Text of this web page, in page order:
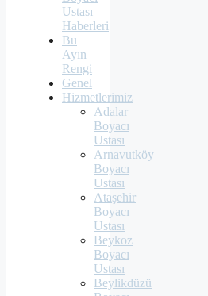
Ustası
Haberleri
Bu
Ayın
Rengi
Genel
Hizmetlerimiz
Adalar
Boyacı
Ustası
Arnavutköy
Boyacı
Ustası
Ataşehir
Boyacı
Ustası
Beykoz
Boyacı
Ustası
Beylikdüzü